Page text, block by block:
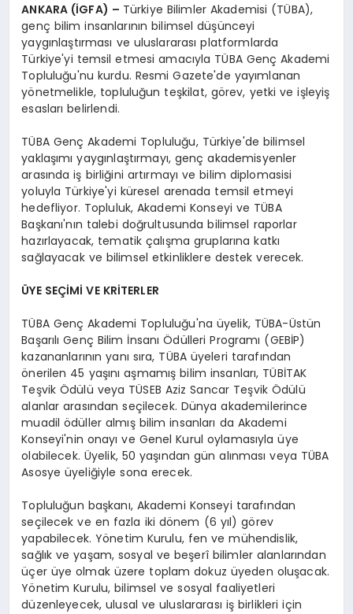
ANKARA (İGFA) – Türkiye Bilimler Akademisi (TÜBA),
genç bilim insanlarının bilimsel düşünceyi
yaygınlaştırması ve uluslararası platformlarda
Türkiye'yi temsil etmesi amacıyla TÜBA Genç Akademi
Topluluğu'nu kurdu. Resmi Gazete'de yayımlanan
yönetmelikle, topluluğun teşkilat, görev, yetki ve işleyiş
esasları belirlendi.
TÜBA Genç Akademi Topluluğu, Türkiye'de bilimsel
yaklaşımı yaygınlaştırmayı, genç akademisyenler
arasında iş birliğini artırmayı ve bilim diplomasisi
yoluyla Türkiye'yi küresel arenada temsil etmeyi
hedefliyor. Topluluk, Akademi Konseyi ve TÜBA
Başkanı'nın talebi doğrultusunda bilimsel raporlar
hazırlayacak, tematik çalışma gruplarına katkı
sağlayacak ve bilimsel etkinliklere destek verecek.
ÜYE SEÇİMİ VE KRİTERLER
TÜBA Genç Akademi Topluluğu'na üyelik, TÜBA-Üstün
Başarılı Genç Bilim İnsanı Ödülleri Programı (GEBİP)
kazananlarının yanı sıra, TÜBA üyeleri tarafından
önerilen 45 yaşını aşmamış bilim insanları, TÜBİTAK
Teşvik Ödülü veya TÜSEB Aziz Sancar Teşvik Ödülü
alanlar arasından seçilecek. Dünya akademilerince
muadil ödüller almış bilim insanları da Akademi
Konseyi'nin onayı ve Genel Kurul oylamasıyla üye
olabilecek. Üyelik, 50 yaşından gün alınması veya TÜBA
Asosye üyeliğiyle sona erecek.
Topluluğun başkanı, Akademi Konseyi tarafından
seçilecek ve en fazla iki dönem (6 yıl) görev
yapabilecek. Yönetim Kurulu, fen ve mühendislik,
sağlık ve yaşam, sosyal ve beşerî bilimler alanlarından
üçer üye olmak üzere toplam dokuz üyeden oluşacak.
Yönetim Kurulu, bilimsel ve sosyal faaliyetleri
düzenleyecek, ulusal ve uluslararası iş birlikleri için